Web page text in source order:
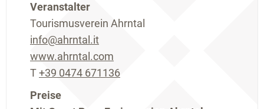
Veranstalter
Tourismusverein Ahrntal
info@ahrntal.it
www.ahrntal.com
T+39 0474 671136
Preise